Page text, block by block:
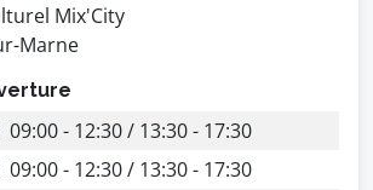
Mix'City
Marne
09:00 - 12:30 / 13:30 - 17:30
09:00 - 12:30 / 13:30 - 17:30